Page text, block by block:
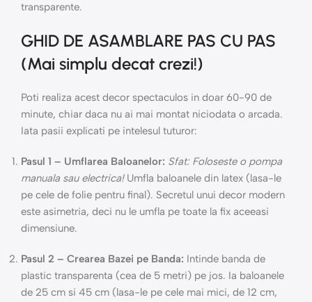
transparente.
GHID DE ASAMBLARE PAS CU PAS
(Mai simplu decat crezi!)
Poti realiza acest decor spectaculos in doar 60-90 de
minute, chiar daca nu ai mai montat niciodata o arcada.
Iata pasii explicati pe intelesul tuturor:
Pasul 1 – Umflarea Baloanelor: Sfat: Foloseste o pompa
manuala sau electrica!Umfla baloanele din latex (lasa-le
pe cele de folie pentru final). Secretul unui decor modern
este asimetria, deci nu le umfla pe toate la fix aceeasi
dimensiune.
Pasul 2 – Crearea Bazei pe Banda: Intinde banda de
plastic transparenta (cea de 5 metri) pe jos. Ia baloanele
de 25 cm si 45 cm (lasa-le pe cele mai mici, de 12 cm,